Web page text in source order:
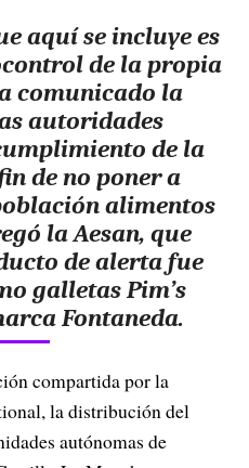
aquí se incluye es
de la propia
comunicado la
autoridades
de la
de no poner a
alimentos
la Aesan, que
de alerta fue
galletas Pim’s
Fontaneda.
compartida por la
la distribución del
autónomas de